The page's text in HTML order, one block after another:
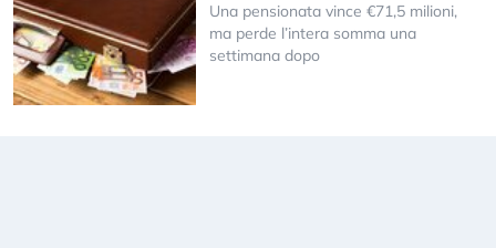
Una pensionata vince €71,5 milioni,
ma perde l’intera somma una
settimana dopo